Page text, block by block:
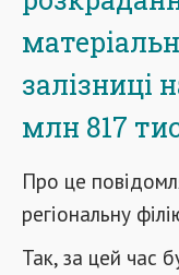
залізниці
млн 817
Про це
регіональну
Так, за цей час